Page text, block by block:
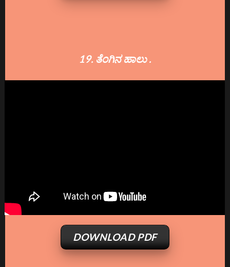
19. ತೆಂಗಿನ ಹಾಲು .
DOWNLOAD PDF